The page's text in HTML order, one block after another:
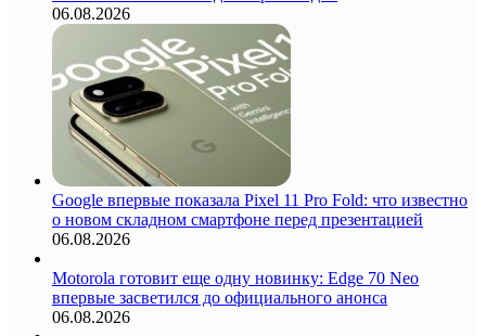
06.08.2026
Google впервые показала Pixel 11 Pro Fold: что известно
о новом складном смартфоне перед презентацией
06.08.2026
Motorola готовит еще одну новинку: Edge 70 Neo
впервые засветился до официального анонса
06.08.2026